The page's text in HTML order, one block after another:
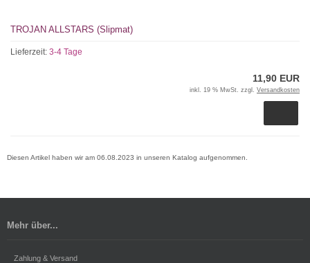
TROJAN ALLSTARS (Slipmat)
Lieferzeit: 3-4 Tage
11,90 EUR
inkl. 19 % MwSt. zzgl. Versandkosten
Diesen Artikel haben wir am 06.08.2023 in unseren Katalog aufgenommen.
Mehr über...
Zahlung & Versand